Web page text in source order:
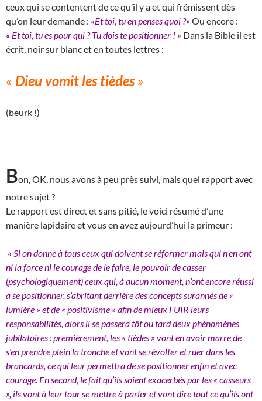
ceux qui se contentent de ce qu’il y a et qui frémissent dès
qu’on leur demande : «Et toi, tu en penses quoi ?» Ou encore :
« Et toi, tu es pour qui ? Tu dois te positionner ! » Dans la Bible il est
écrit, noir sur blanc et en toutes lettres :
« Dieu vomit les tièdes»
(beurk !)
Bon, OK, nous avons à peu près suivi, mais quel rapport avec
notre sujet ?
Le rapport est direct et sans pitié, le voici résumé d’une
manière lapidaire et vous en avez aujourd’hui la primeur :
« Si on donne à tous ceux qui doivent se réformer mais qui n’en ont
ni la force ni le courage de le faire, le pouvoir de casser
(psychologiquement) ceux qui, à aucun moment, n’ont encore réussi
à se positionner, s’abritant derrière des concepts surannés de «
lumière » et de « positivisme » afin de mieux FUIR leurs
responsabilités, alors il se passera tôt ou tard deux phénomènes
jubilatoires : premièrement, les « tièdes » vont en avoir marre de
s’en prendre plein la tronche et vont se révolter et ruer dans les
brancards, ce qui leur permettra de se positionner enfin et avec
courage. En second, le fait qu’ils soient exacerbés par les « casseurs
», ils vont à leur tour se mettre à parler et vont dire tout ce qu’ils ont